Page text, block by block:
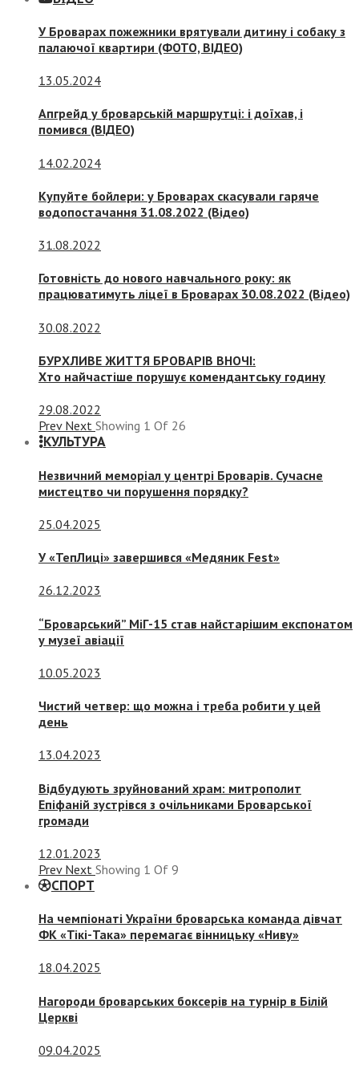
У Броварах пожежники врятували дитину і собаку з
палаючої квартири (ФОТО, ВІДЕО)
13.05.2024
Апгрейд у броварській маршрутці: і доїхав, і
помився (ВІДЕО)
14.02.2024
Купуйте бойлери: у Броварах скасували гаряче
водопостачання 31.08.2022 (Відео)
31.08.2022
Готовність до нового навчального року: як
працюватимуть ліцеї в Броварах 30.08.2022 (Відео)
30.08.2022
БУРХЛИВЕ ЖИТТЯ БРОВАРІВ ВНОЧІ:
Хто найчастіше порушує комендантську годину
29.08.2022
Prev Next Showing 1 Of 26
КУЛЬТУРА
Незвичний меморіал у центрі Броварів. Сучасне
мистецтво чи порушення порядку?
25.04.2025
У «ТепЛиці» завершився «Медяник Fest»
26.12.2023
“Броварський” МіГ-15 став найстарішим експонатом
у музеї авіації
10.05.2023
Чистий четвер: що можна і треба робити у цей
день
13.04.2023
Відбудують зруйнований храм: митрополит
Епіфаній зустрівся з очільниками Броварської
громади
12.01.2023
Prev Next Showing 1 Of 9
СПОРТ
На чемпіонаті України броварська команда дівчат
ФК «Тікі-Така» перемагає вінницьку «Ниву»
18.04.2025
Нагороди броварських боксерів на турнір в Білій
Церкві
09.04.2025